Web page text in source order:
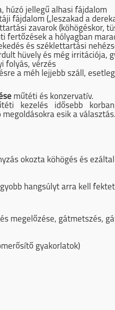
húzó jellegű alhasi fájdalom
fájdalom („leszakad a
zavarok (köhögéskor,
fertőzések a hólyagban
és széklettartási
hüvely és még irritációja,
folyás, vérzés
a méh lejjebb száll,
műtéti és konzervatív.
kezelés idősebb
esik a választás.
okozta köhögés és
hangsúlyt arra kell
megelőzése, gátmetszés,
gyakorlatok)